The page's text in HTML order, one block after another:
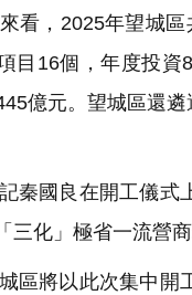
看，2025年望城區
目16個，年度投
億元。望城區還
秦國良在開工儀式
三化」極省一流營
區將以此次集中開